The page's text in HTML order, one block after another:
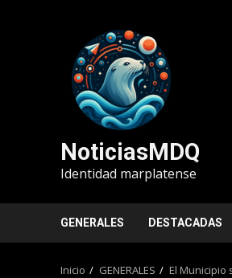
NoticiasMDQ
Identidad marplatense
GENERALES DESTACADAS
Inicio GENERALES El Municipio